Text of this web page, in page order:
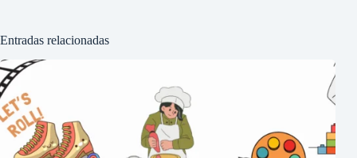
Entradas relacionadas